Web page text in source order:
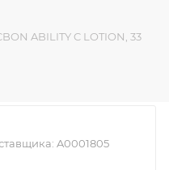
ABILITY C LOTION, 33
A0001805